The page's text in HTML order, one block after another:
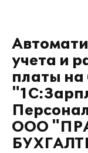
учета и
платы
ООО